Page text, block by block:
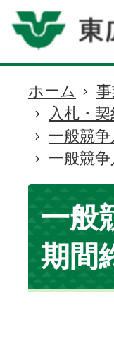
現
在
の
位
置
ホーム
入札・
一般競
一般競
一般
期間